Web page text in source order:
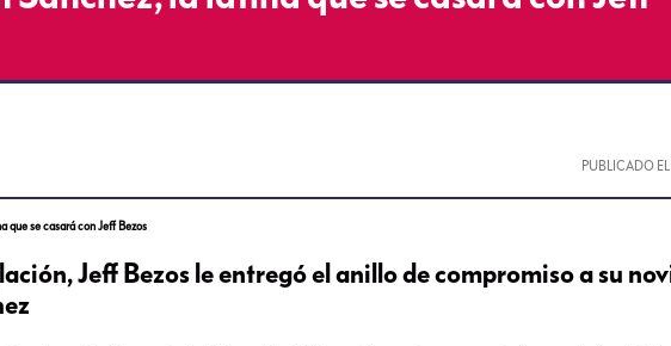
PUBLICADO EL
que se casará con Jeff Bezos
Jeff Bezos le entregó el anillo de compromiso a su